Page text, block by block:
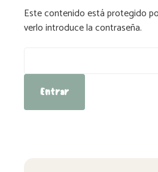
Este contenido está protegido
verlo introduce la contraseña.